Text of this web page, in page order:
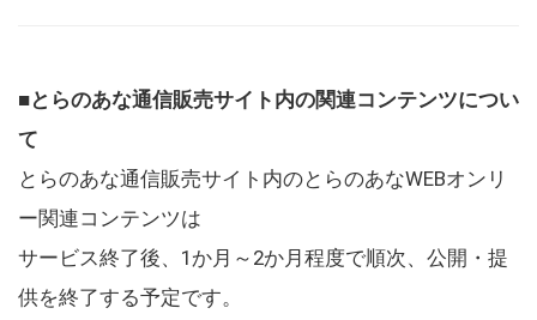
■とらのあな通信販売サイト内の関連コンテンツについ
て
とらのあな通信販売サイト内のとらのあなWEBオンリ
ー関連コンテンツは
サービス終了後、1か月～2か月程度で順次、公開・提
供を終了する予定です。